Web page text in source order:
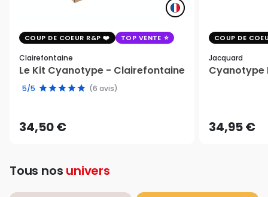
COUP DE COEUR R&P TOP VENTE
Clairefontaine
Le Kit Cyanotype - Clairefontaine
5/5 (6 avis)
34,50 €
COUP DE
Jacquard
Cyanotype
34,95 €
Tous nos univers